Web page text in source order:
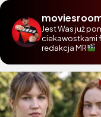
Jest Was już
ciekawostkami
redakcja MR